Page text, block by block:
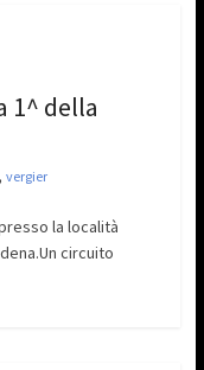
1^ della
vergier
la località
circuito